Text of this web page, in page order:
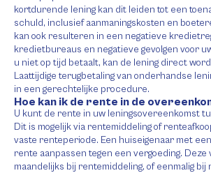
kortdurende lening kan dit leiden tot een
schuld, inclusief aanmaningskosten en
kan ook resulteren in een negatieve
kredietbureaus en negatieve gevolgen voor
u niet op tijd betaalt, kan de lening direct
Laattijdige terugbetaling van onderhandse
in een gerechtelijke procedure.
Hoe kan ik de rente in de
U kunt de rente in uw leningsovereenkomst
Dit is mogelijk via rentemiddeling of
vaste renteperiode. Een huiseigenaar met
rente aanpassen tegen een vergoeding. Deze
maandelijks bij rentemiddeling, of eenmalig bij